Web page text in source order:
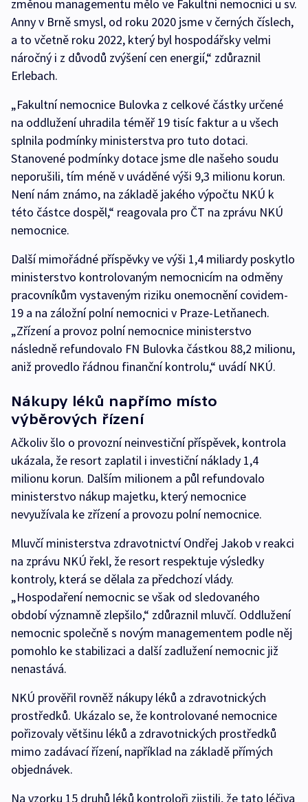
změnou managementu mělo ve Fakultní nemocnici u sv.
Anny v Brně smysl, od roku 2020 jsme v černých číslech,
a to včetně roku 2022, který byl hospodářsky velmi
náročný i z důvodů zvýšení cen energií,“ zdůraznil
Erlebach.
„Fakultní nemocnice Bulovka z celkové částky určené
na oddlužení uhradila téměř 19 tisíc faktur a u všech
splnila podmínky ministerstva pro tuto dotaci.
Stanovené podmínky dotace jsme dle našeho soudu
neporušili, tím méně v uváděné výši 9,3 milionu korun.
Není nám známo, na základě jakého výpočtu NKÚ k
této částce dospěl,“ reagovala pro ČT na zprávu NKÚ
nemocnice.
Další mimořádné příspěvky ve výši 1,4 miliardy poskytlo
ministerstvo kontrolovaným nemocnicím na odměny
pracovníkům vystaveným riziku onemocnění covidem-
19 a na záložní polní nemocnici v Praze-Letňanech.
„Zřízení a provoz polní nemocnice ministerstvo
následně refundovalo FN Bulovka částkou 88,2 milionu,
aniž provedlo řádnou finanční kontrolu,“ uvádí NKÚ.
Nákupy léků napřímo místo
výběrových řízení
Ačkoliv šlo o provozní neinvestiční příspěvek, kontrola
ukázala, že resort zaplatil i investiční náklady 1,4
milionu korun. Dalším milionem a půl refundovalo
ministerstvo nákup majetku, který nemocnice
nevyužívala ke zřízení a provozu polní nemocnice.
Mluvčí ministerstva zdravotnictví Ondřej Jakob v reakci
na zprávu NKÚ řekl, že resort respektuje výsledky
kontroly, která se dělala za předchozí vlády.
„Hospodaření nemocnic se však od sledovaného
období významně zlepšilo,“ zdůraznil mluvčí. Oddlužení
nemocnic společně s novým managementem podle něj
pomohlo ke stabilizaci a další zadlužení nemocnic již
nenastává.
NKÚ prověřil rovněž nákupy léků a zdravotnických
prostředků. Ukázalo se, že kontrolované nemocnice
pořizovaly většinu léků a zdravotnických prostředků
mimo zadávací řízení, například na základě přímých
objednávek.
Na vzorku 15 druhů léků kontroloři zjistili, že tato léčiva